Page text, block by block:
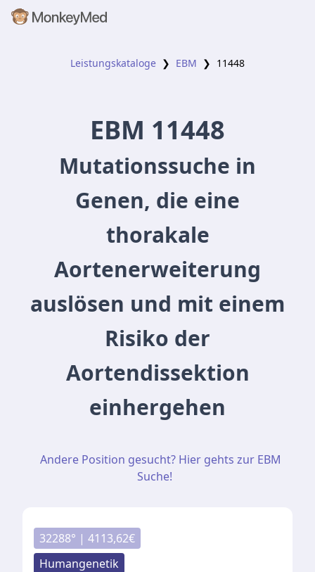
Leistungskataloge ❯ EBM ❯ 11448
EBM 11448
Mutationssuche in
Genen, die eine
thorakale
Aortenerweiterung
auslösen und mit einem
Risiko der
Aortendissektion
einhergehen
Andere Position gesucht? Hier gehts zur EBM
Suche!
32288° | 4113,62€
Humangenetik